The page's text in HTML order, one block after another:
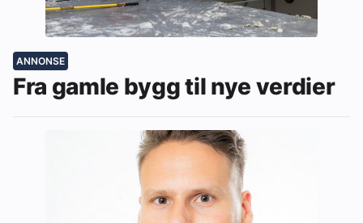
ANNONSE
Fra gamle bygg til nye verdier